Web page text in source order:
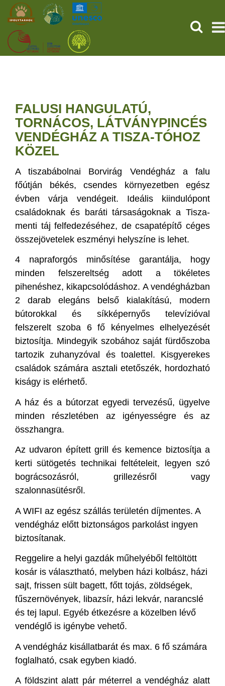
SERVICES
PROGRAMS (HU)
NEWS
ABOUT US
SEARCH
FALUSI HANGULATÚ,
TORNÁCOS, LÁTVÁNYPINCÉS
VENDÉGHÁZ A TISZA-TÓHOZ
KÖZEL
A tiszabábolnai Borvirág Vendégház a falu
főútján békés, csendes környezetben egész
évben várja vendégeit. Ideális kiindulópont
családoknak és baráti társaságoknak a Tisza-
menti táj felfedezéséhez, de csapatépítő céges
összejövetelek eszményi helyszíne is lehet.
4 napraforgós minősítése garantálja, hogy
minden felszereltség adott a tökéletes
pihenéshez, kikapcsolódáshoz. A vendégházban
2 darab elegáns belső kialakítású, modern
bútorokkal és síkképernyős televízióval
felszerelt szoba 6 fő kényelmes elhelyezését
biztosítja. Mindegyik szobához saját fürdőszoba
tartozik zuhanyzóval és toalettel. Kisgyerekes
családok számára asztali etetőszék, hordozható
kiságy is elérhető.
A ház és a bútorzat egyedi tervezésű, ügyelve
minden részletében az igényességre és az
összhangra.
Az udvaron épített grill és kemence biztosítja a
kerti sütögetés technikai feltételeit, legyen szó
bográcsozásról, grillezésről vagy
szalonnasütésről.
A WIFI az egész szállás területén díjmentes. A
vendégház előtt biztonságos parkolást ingyen
biztosítanak.
Reggelire a helyi gazdák műhelyéből feltöltött
kosár is választható, melyben házi kolbász, házi
sajt, frissen sült bagett, főtt tojás, zöldségek,
fűszernövények, libazsír, házi lekvár, narancslé
és tej lapul. Egyéb étkezésre a közelben lévő
vendéglő is igénybe vehető.
A vendégház kisállatbarát és max. 6 fő számára
foglalható, csak egyben kiadó.
A földszint alatt pár méterrel a vendégház alatt